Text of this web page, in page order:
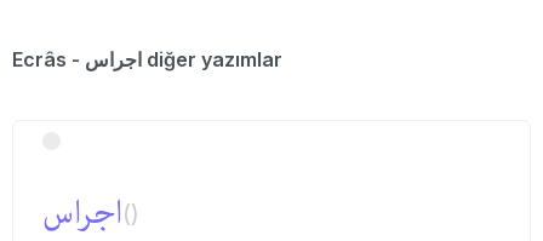
Ecrâs - اجراس diğer yazımlar
اجراس()